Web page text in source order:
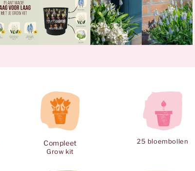
Compleet
Grow kit
25 bloembollen